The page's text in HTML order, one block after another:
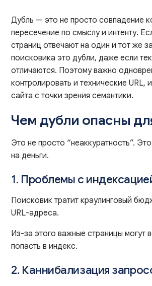
Дубль — это не просто совпадение
пересечение по смыслу и интенту.
страниц отвечают на один и тот же
поисковика это дубли, даже если
отличаются. Поэтому важно
контролировать и технические URL,
сайта с точки зрения семантики.
Чем дубли опасны
Это не просто “неаккуратность”.
на деньги.
1. Проблемы с
Поисковик тратит краулинговый
URL-адреса.
Из-за этого важные страницы могут
попасть в индекс.
2. Каннибализация